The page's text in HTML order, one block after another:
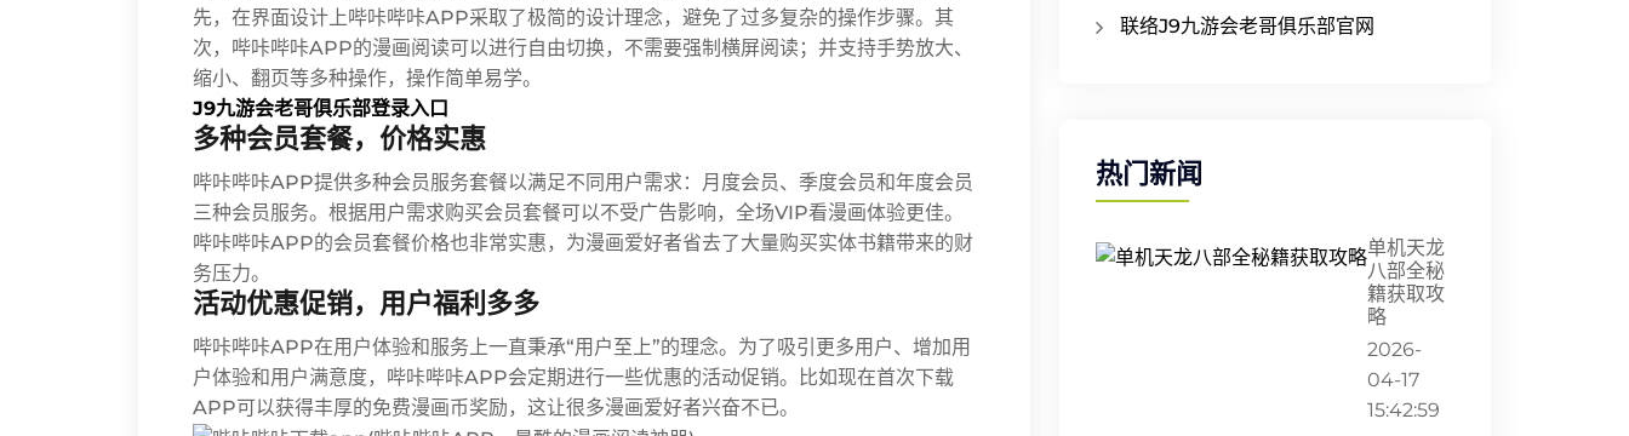
先，在界面设计上哔咔哔咔APP采取了极简的设计理念，避免了过多复杂的操作步骤。其
次，哔咔哔咔APP的漫画阅读可以进行自由切换，不需要强制横屏阅读；并支持手势放大、
缩小、翻页等多种操作，操作简单易学。
J9九游会老哥俱乐部登录入口
多种会员套餐，价格实惠
哔咔哔咔APP提供多种会员服务套餐以满足不同用户需求：月度会员、季度会员和年度会员
三种会员服务。根据用户需求购买会员套餐可以不受广告影响，全场VIP看漫画体验更佳。
哔咔哔咔APP的会员套餐价格也非常实惠，为漫画爱好者省去了大量购买实体书籍带来的财
务压力。
活动优惠促销，用户福利多多
哔咔哔咔APP在用户体验和服务上一直秉承“用户至上”的理念。为了吸引更多用户、增加用
户体验和用户满意度，哔咔哔咔APP会定期进行一些优惠的活动促销。比如现在首次下载
APP可以获得丰厚的免费漫画币奖励，这让很多漫画爱好者兴奋不已。
联络J9九游会老哥俱乐部官网
热门新闻
单机天龙
八部全秘
籍获取攻
略
2026-
04-17
15:42:59